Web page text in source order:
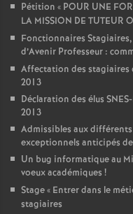
Pétition « POUR UNE
LA MISSION DE TUTEUR
Fonctionnaires
d’Avenir Professeur :
Affectation des stagiaires
2013
Déclaration des élus
2013
Admissibles aux différents
exceptionnels anticipés
Un bug informatique au
voeux académiques !
Stage « Entrer dans le
stagiaires